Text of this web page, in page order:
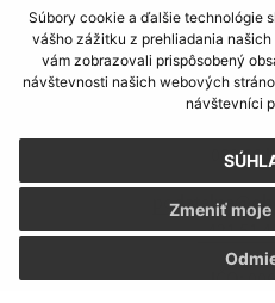
Súbory cookie a ďalšie technológie
vášho zážitku z prehliadania
vám zobrazovali prispôsobený
návštevnosti našich webových
návštevníci
Zmeniť
Obec
Obecný
082 66
+421 51
IČO: